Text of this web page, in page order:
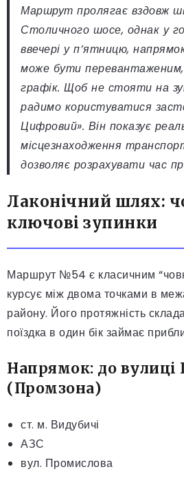
Маршрут пролягає вздовж
Столичного шосе, однак у
ввечері у п’ятницю,
може бути перевантаженим,
графік. Щоб не стояти на
радимо користуватися
Цифровий». Він показує
місцезнаходження
дозволяє розрахувати час
Лаконічний шлях:
ключові зупинки
Маршрут №54 є класичним
курсує між двома точками в
району. Його протяжність
поїздка в один бік займає
Напрямок: до вулиці
(Промзона)
ст. м. Видубичі
АЗС
вул. Промислова